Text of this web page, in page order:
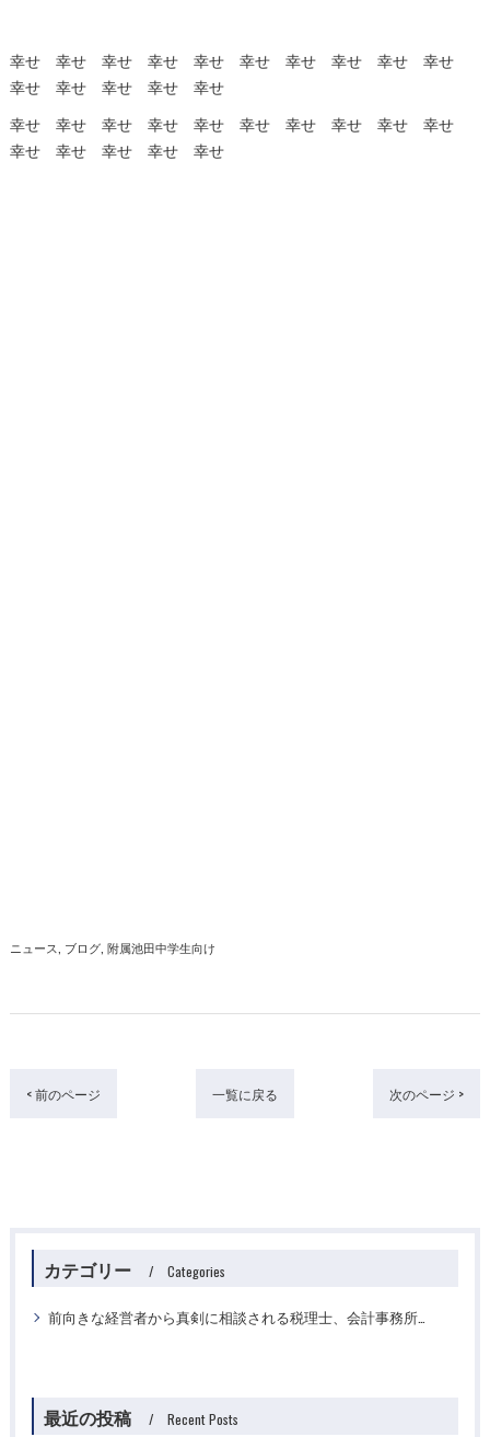
幸せ 幸せ 幸せ 幸せ 幸せ 幸せ 幸せ 幸せ 幸せ 幸せ
幸せ 幸せ 幸せ 幸せ 幸せ
幸せ 幸せ 幸せ 幸せ 幸せ 幸せ 幸せ 幸せ 幸せ 幸せ
幸せ 幸せ 幸せ 幸せ 幸せ
ニュース ブログ 附属池田中学生向け
< 前のページ 一覧に戻る 次のページ >
カテゴリー Categories
前向きな経営者から真剣に相談される税理士、会計事務所ですか？
最近の投稿 Recent Posts